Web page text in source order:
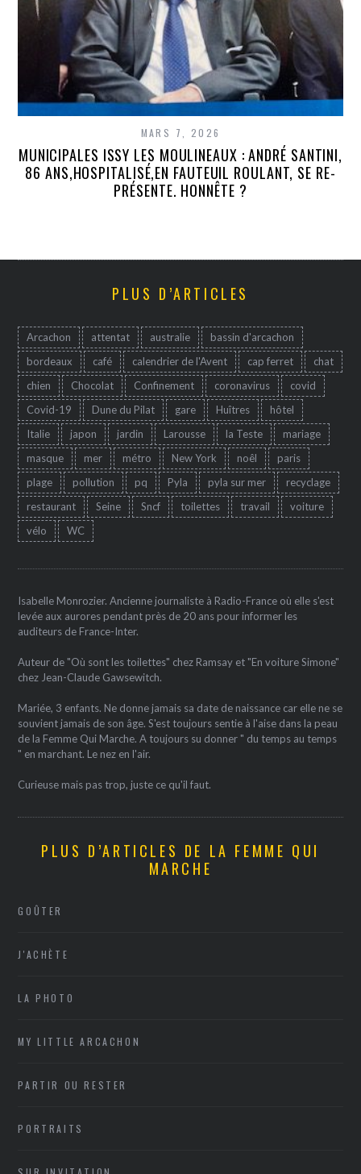
MARS 7, 2026
MUNICIPALES ISSY LES MOULINEAUX : ANDRÉ SANTINI,
86 ANS,HOSPITALISÉ,EN FAUTEUIL ROULANT, SE RE-
PRÉSENTE. HONNÊTE ?
PLUS D’ARTICLES
Arcachon attentat australie
bassin d'arcachon
bordeaux
café calendrier de l'Avent cap ferret
chat
chien
Chocolat Confinement coronavirus
covid
Covid-19
Dune du Pilat gare Huîtres
hôtel
Italie
japon jardin Larousse la Teste
mariage
masque
mer métro New York noêl
paris
plage
pollution pq Pyla pyla sur mer
recyclage
restaurant
Seine Sncf toilettes travail
voiture
vélo
WC
Isabelle Monrozier. Ancienne journaliste à Radio-France où elle s'est
levée aux aurores pendant près de 20 ans pour informer les
auditeurs de France-Inter.
Auteur de "Où sont les toilettes" chez Ramsay et "En voiture Simone"
chez Jean-Claude Gawsewitch.
Mariée, 3 enfants. Ne donne jamais sa date de naissance car elle ne se
souvient jamais de son âge. S'est toujours sentie à l'aise dans la peau
de la Femme Qui Marche. A toujours su donner " du temps au temps
" en marchant. Le nez en l'air.
Curieuse mais pas trop, juste ce qu'il faut.
PLUS D’ARTICLES DE LA FEMME QUI
MARCHE
GOÛTER
J'ACHÈTE
LA PHOTO
MY LITTLE ARCACHON
PARTIR OU RESTER
PORTRAITS